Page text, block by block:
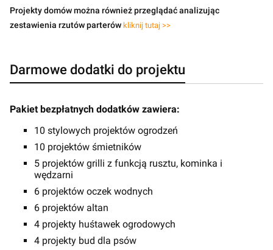
Projekty domów można również przeglądać analizując
zestawienia rzutów parterów kliknij tutaj >>
Darmowe dodatki do projektu
Pakiet bezpłatnych dodatków zawiera:
10 stylowych projektów ogrodzeń
10 projektów śmietników
5 projektów grilli z funkcją rusztu, kominka i
wędzarni
6 projektów oczek wodnych
6 projektów altan
4 projekty huśtawek ogrodowych
4 projekty bud dla psów